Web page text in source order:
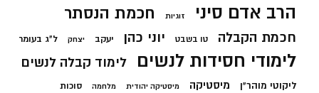
הרב אדם סיני זוגיות חכמת הנסתר
חכמת הקבלה טו בשבט יוני כהן יעקב יצחק ל"ג בעומר
לימודי חסידות לנשים לימוד קבלה לנשים
ליקוטי מוהר"ן מיסטיקה מיסטיקה יהודית מלחמה סוכות